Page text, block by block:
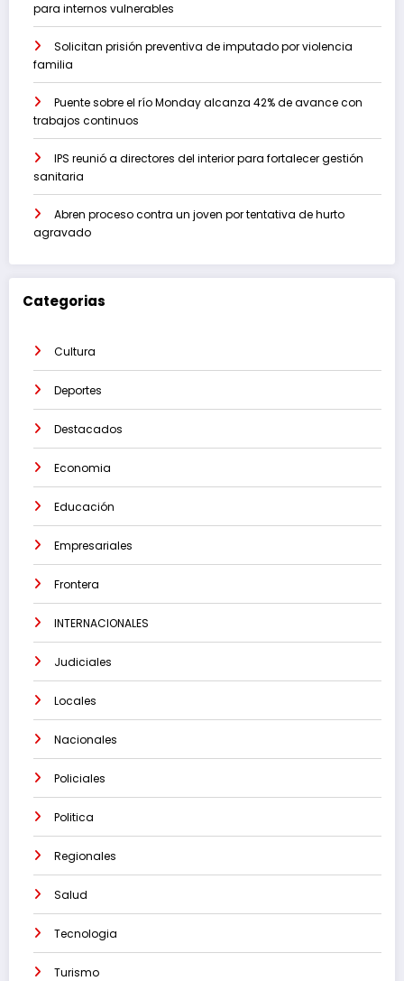
para internos vulnerables
Solicitan prisión preventiva de imputado por violencia
familia
Puente sobre el río Monday alcanza 42% de avance con
trabajos continuos
IPS reunió a directores del interior para fortalecer gestión
sanitaria
Abren proceso contra un joven por tentativa de hurto
agravado
Categorias
Cultura
Deportes
Destacados
Economia
Educación
Empresariales
Frontera
INTERNACIONALES
Judiciales
Locales
Nacionales
Policiales
Politica
Regionales
Salud
Tecnologia
Turismo